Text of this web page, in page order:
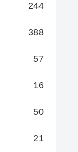
244
388
57
16
50
21